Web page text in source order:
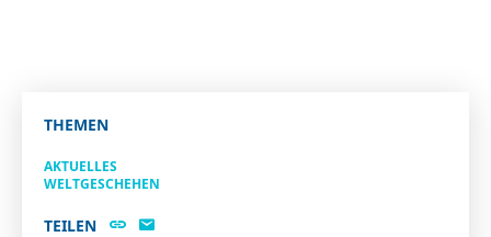
THEMEN
AKTUELLES
WELTGESCHEHEN
TEILEN